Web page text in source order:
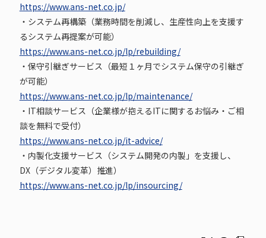
https://www.ans-net.co.jp/
・システム再構築（業務時間を削減し、生産性向上を支援す
るシステム再提案が可能）
https://www.ans-net.co.jp/lp/rebuilding/
・保守引継ぎサービス（最短１ヶ月でシステム保守の引継ぎ
が可能）
https://www.ans-net.co.jp/lp/maintenance/
・IT相談サービス（企業様が抱えるITに関するお悩み・ご相
談を無料で受付）
https://www.ans-net.co.jp/it-advice/
・内製化支援サービス（システム開発の内製」を支援し、
DX（デジタル変革）推進）
https://www.ans-net.co.jp/lp/insourcing/